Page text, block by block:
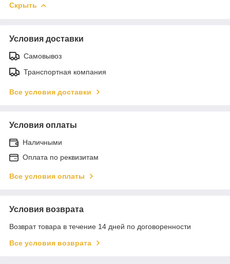
Скрыть
Условия доставки
Самовывоз
Транспортная компания
Все условия доставки
Условия оплаты
Наличными
Оплата по реквизитам
Все условия оплаты
Условия возврата
Возврат товара в течение 14 дней по договоренности
Все условия возврата